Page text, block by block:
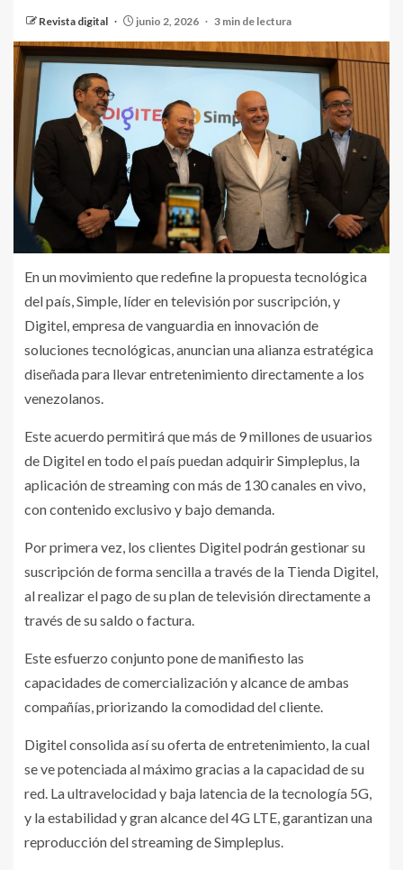
Revista digital junio 2, 2026 3 min de lectura
En un movimiento que redefine la propuesta tecnológica
del país, Simple, líder en televisión por suscripción, y
Digitel, empresa de vanguardia en innovación de
soluciones tecnológicas, anuncian una alianza estratégica
diseñada para llevar entretenimiento directamente a los
venezolanos.
Este acuerdo permitirá que más de 9 millones de usuarios
de Digitel en todo el país puedan adquirir Simpleplus, la
aplicación de streaming con más de 130 canales en vivo,
con contenido exclusivo y bajo demanda.
Por primera vez, los clientes Digitel podrán gestionar su
suscripción de forma sencilla a través de la Tienda Digitel,
al realizar el pago de su plan de televisión directamente a
través de su saldo o factura.
Este esfuerzo conjunto pone de manifiesto las
capacidades de comercialización y alcance de ambas
compañías, priorizando la comodidad del cliente.
Digitel consolida así su oferta de entretenimiento, la cual
se ve potenciada al máximo gracias a la capacidad de su
red. La ultravelocidad y baja latencia de la tecnología 5G,
y la estabilidad y gran alcance del 4G LTE, garantizan una
reproducción del streaming de Simpleplus.